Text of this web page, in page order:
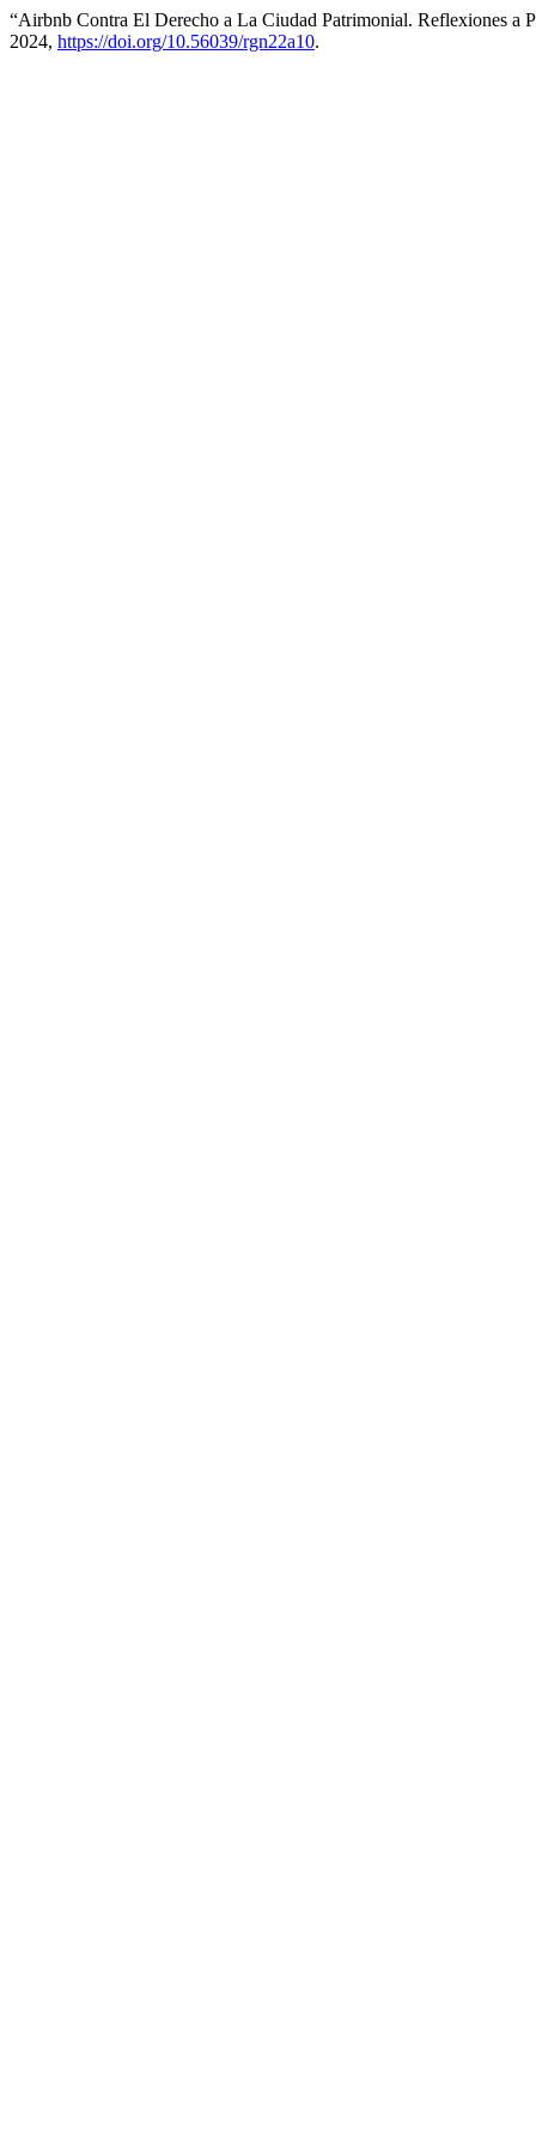
“Airbnb Contra El Derecho a La Ciudad Patrimonial. Reflexiones a
2024, https://doi.org/10.56039/rgn22a10.